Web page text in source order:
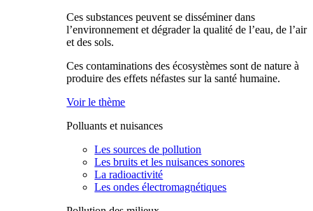
Ces substances peuvent se disséminer dans
l’environnement et dégrader la qualité de l’eau, de l’air
et des sols.
Ces contaminations des écosystèmes sont de nature à
produire des effets néfastes sur la santé humaine.
Voir le thème
Polluants et nuisances
Les sources de pollution
Les bruits et les nuisances sonores
La radioactivité
Les ondes électromagnétiques